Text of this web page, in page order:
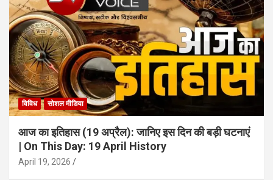
विविध सोशल मीडिया
आज का इतिहास (19 अप्रैल): जानिए इस दिन की बड़ी घटनाएं
| On This Day: 19 April History
April 19, 2026